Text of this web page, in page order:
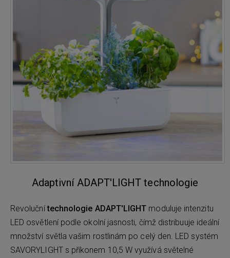
Adaptivní ADAPT'LIGHT technologie
Revolučnítechnologie ADAPT'LIGHT moduluje intenzitu
LED osvětlení podle okolní jasnosti, čímž distribuuje ideální
množství světla vašim rostlinám po celý den. LED systém
SAVORYLIGHT s příkonem 10,5 W využívá světelné